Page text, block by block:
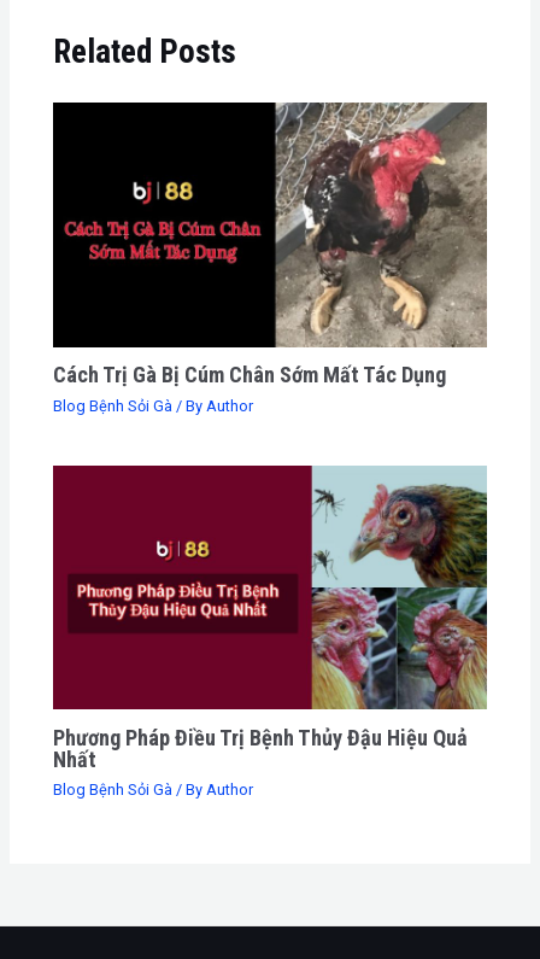
Related Posts
Cách Trị Gà Bị Cúm Chân Sớm Mất Tác Dụng
Blog Bệnh Sỏi Gà / By Author
Phương Pháp Điều Trị Bệnh Thủy Đậu Hiệu Quả
Nhất
Blog Bệnh Sỏi Gà / ByAuthor